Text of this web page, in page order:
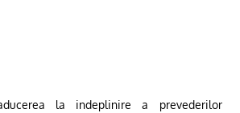
la indeplinire a prevederilor